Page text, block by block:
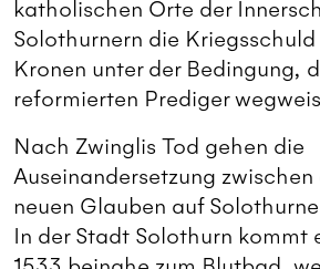
katholischen Orte der
Solothurnern die
Kronen unter der Bedingung,
reformierten Prediger
Nach Zwinglis Tod gehen die
Auseinandersetzung
neuen Glauben auf
In der Stadt Solothurn kommt